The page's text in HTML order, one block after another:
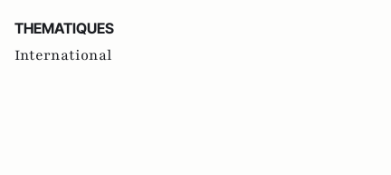
THEMATIQUES
International